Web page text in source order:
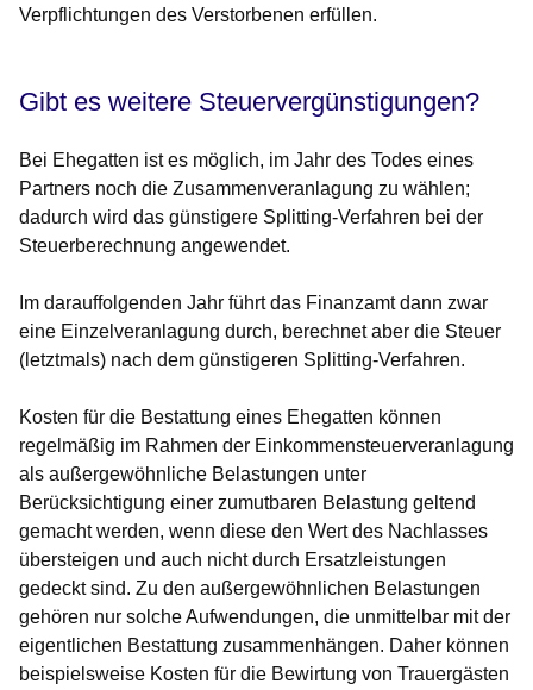
Verpflichtungen des Verstorbenen erfüllen.
Gibt es weitere Steuervergünstigungen?
Bei Ehegatten ist es möglich, im Jahr des Todes eines
Partners noch die Zusammenveranlagung zu wählen;
dadurch wird das günstigere Splitting-Verfahren bei der
Steuerberechnung angewendet.
Im darauffolgenden Jahr führt das Finanzamt dann zwar
eine Einzelveranlagung durch, berechnet aber die Steuer
(letztmals) nach dem günstigeren Splitting-Verfahren.
Kosten für die Bestattung eines Ehegatten können
regelmäßig im Rahmen der Einkommensteuerveranlagung
als außergewöhnliche Belastungen unter
Berücksichtigung einer zumutbaren Belastung geltend
gemacht werden, wenn diese den Wert des Nachlasses
übersteigen und auch nicht durch Ersatzleistungen
gedeckt sind. Zu den außergewöhnlichen Belastungen
gehören nur solche Aufwendungen, die unmittelbar mit der
eigentlichen Bestattung zusammenhängen. Daher können
beispielsweise Kosten für die Bewirtung von Trauergästen